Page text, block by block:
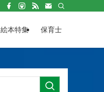
絵本特集 保育士